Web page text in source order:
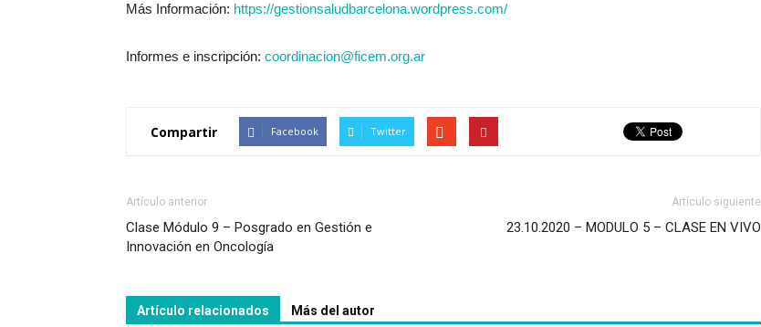
Más Información: https://gestionsaludbarcelona.wordpress.com/
Informes e inscripción: coordinacion@ficem.org.ar
Compartir Facebook Twitter
Artículo anterior
Clase Módulo 9 – Posgrado en Gestión e
Innovación en Oncología
Artículo siguiente
23.10.2020 – MODULO 5 – CLASE EN VIVO
Artículo relacionados Más del autor